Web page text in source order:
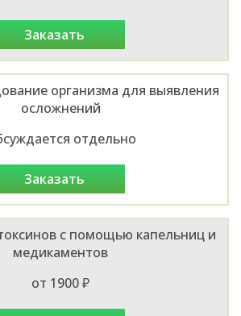
заказать
организма для выявления
осложнений
отдельно
заказать
с помощью капельниц и
медикаментов
от 1900 ₽